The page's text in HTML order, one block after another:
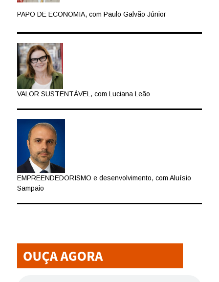
PAPO DE ECONOMIA, com Paulo Galvão Júnior
VALOR SUSTENTÁVEL, com Luciana Leão
EMPREENDEDORISMO e desenvolvimento, com Aluísio
Sampaio